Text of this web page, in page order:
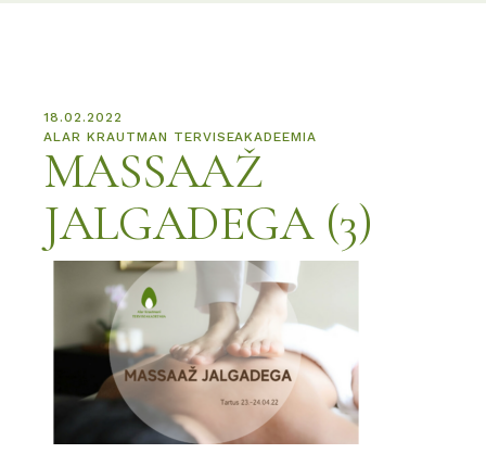
18.02.2022
ALAR KRAUTMAN TERVISEAKADEEMIA
MASSAAŽ
JALGADEGA (3)